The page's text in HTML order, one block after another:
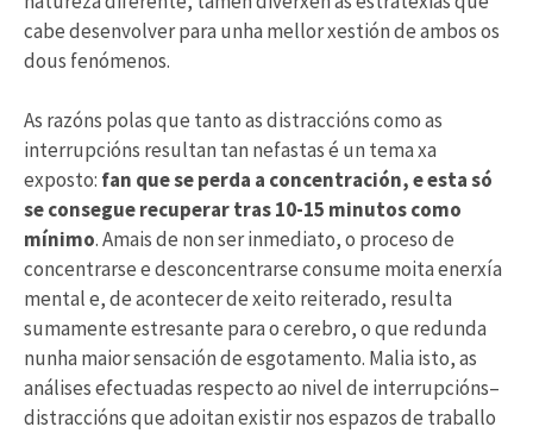
cabe desenvolver para unha mellor xestión de ambos os
dous fenómenos.
As razóns polas que tanto as distraccións como as
interrupcións resultan tan nefastas é un tema xa
exposto: fan que se perda a concentración, e esta só
se consegue recuperar tras 10-15 minutos como
mínimo. Amais de non ser inmediato, o proceso de
concentrarse e desconcentrarse consume moita enerxía
mental e, de acontecer de xeito reiterado, resulta
sumamente estresante para o cerebro, o que redunda
nunha maior sensación de esgotamento. Malia isto, as
análises efectuadas respecto ao nivel de interrupcións–
distraccións que adoitan existir nos espazos de traballo